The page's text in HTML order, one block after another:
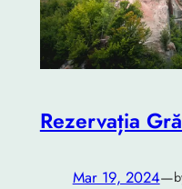
Rezervația
Mar 19, 2024—